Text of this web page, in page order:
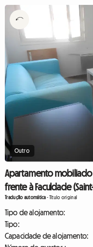
Outro
Apartamento
frente à Faculdade
Tradução automática-Título original
Tipo de alojamento:
Tipo:
Capacidade de alojamento: